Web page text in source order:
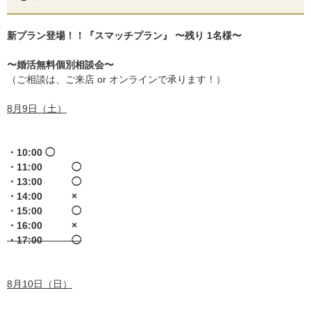
新プラン登場！！『スマッチプラン』 〜残り 1名様〜
〜婚活無料個別相談会〜
（ご相談は、ご来店 or オンラインで承ります！）
8月9日（土）
・10:00 ◯
・11:00 ◯
・13:00 ◯
・14:00 ×
・15:00 ◯
・16:00 ×
・17:00 ◯
8月10日（日）